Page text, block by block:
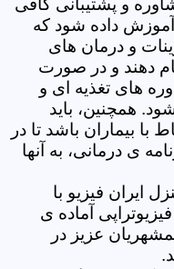
و پشتیبانی کافی
آموزش داده شود که
و درمان های
دهند و در صورت
های تغذیه ای و
همچنین، باید
با بیماران باشد تا در
ی درمانی، به آنها
ایران فیزیو با
آماده ی
عزیز در